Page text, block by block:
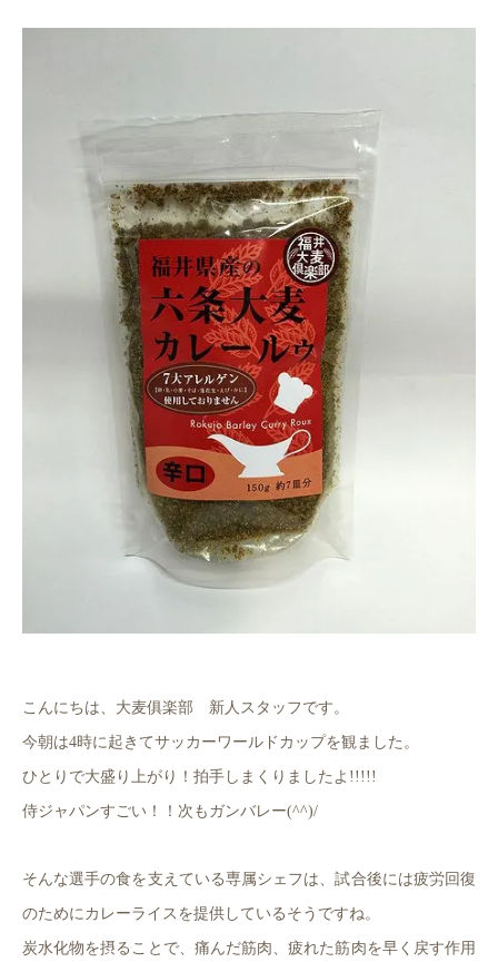
こんにちは、大麦俱楽部 新人スタッフです。
今朝は4時に起きてサッカーワールドカップを観ました。
ひとりで大盛り上がり！拍手しまくりましたよ!!!!!
侍ジャパンすごい！！次もガンバレー(^^)/
そんな選手の食を支えている専属シェフは、試合後には疲労回復
のためにカレーライスを提供しているそうですね。
炭水化物を摂ることで、痛んだ筋肉、疲れた筋肉を早く戻す作用